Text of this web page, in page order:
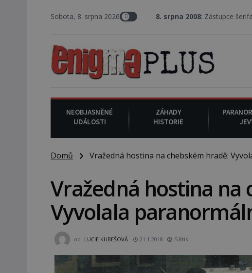
Sobota, 8. srpna 20268. srpna 2008 : Zástupce šerifa v texaském
NEOBJASNĚNÉ
UDÁLOSTI
ZÁHADY
HISTORIE
Domů Vražedná hostina na chebském hradě:
Vražedná hostina na
Vyvolala
od LUCIE KUBEŠOVÁ 21.1.2018 5.8tis